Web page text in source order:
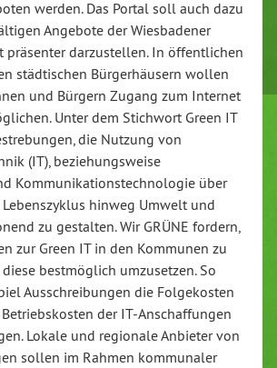
werden. Das Portal soll auch dazu
Angebote der Wiesbadener
präsenter darzustellen. In öffentlichen
städtischen Bürgerhäusern wollen
und Bürgern Zugang zum Internet
Unter dem Stichwort Green IT
die Nutzung von
(IT), beziehungsweise
Kommunikationstechnologie über
hinweg Umwelt und
zu gestalten. Wir GRÜNE fordern,
zur Green IT in den Kommunen zu
bestmöglich umzusetzen. So
Ausschreibungen die Folgekosten
der IT-Anschaffungen
Lokale und regionale Anbieter von
sollen im Rahmen kommunaler